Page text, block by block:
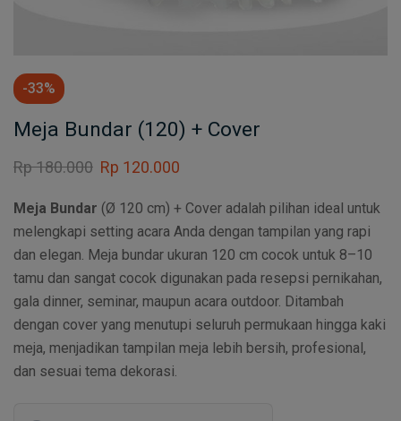
-33%
Meja Bundar (120) + Cover
Rp180.000 Rp 120.000
Meja Bundar (Ø 120 cm) + Cover adalah pilihan ideal untuk
melengkapi setting acara Anda dengan tampilan yang rapi
dan elegan. Meja bundar ukuran 120 cm cocok untuk 8–10
tamu dan sangat cocok digunakan pada resepsi pernikahan,
gala dinner, seminar, maupun acara outdoor. Ditambah
dengan cover yang menutupi seluruh permukaan hingga kaki
meja, menjadikan tampilan meja lebih bersih, profesional,
dan sesuai tema dekorasi.